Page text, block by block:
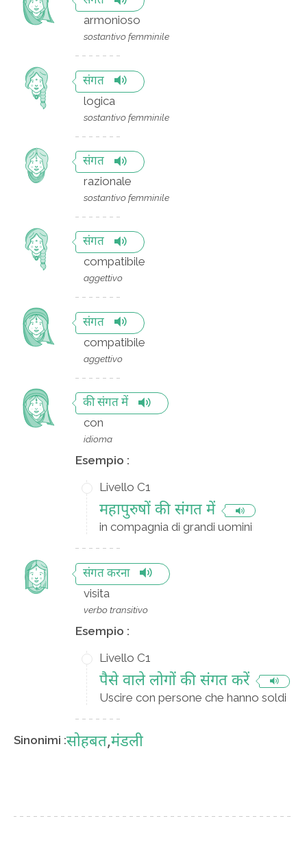
armonioso
sostantivo femminile
संगत
logica
sostantivo femminile
संगत
razionale
sostantivo femminile
संगत
compatibile
aggettivo
संगत
compatibile
aggettivo
की संगत में
con
idioma
Esempio :
Livello C1
महापुरुषों की संगत में
in compagnia di grandi uomini
संगत करना
visita
verbo transitivo
Esempio :
Livello C1
पैसे वाले लोगों की संगत करें
Uscire con persone che hanno soldi
Sinonimi :सोहबत,मंडली